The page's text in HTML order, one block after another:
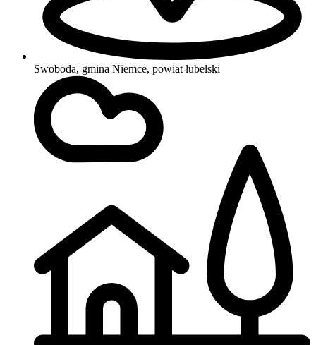
Swoboda, gmina Niemce, powiat lubelski